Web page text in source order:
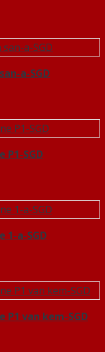
a-SGD
P1-SGD
1-a-SGD
P1 van kem-SGD